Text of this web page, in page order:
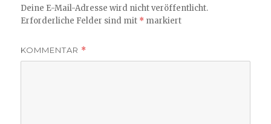
Deine E-Mail-Adresse wird nicht veröffentlicht.
Erforderliche Felder sind mit * markiert
KOMMENTAR *